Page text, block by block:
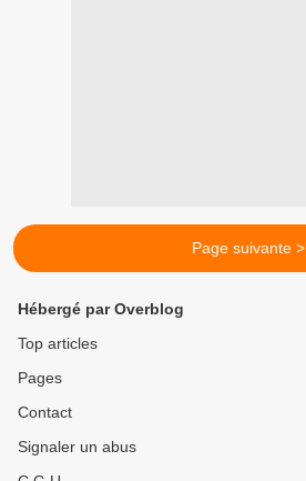
Page suivante >
Hébergé par Overblog
Top articles
Pages
Contact
Signaler un abus